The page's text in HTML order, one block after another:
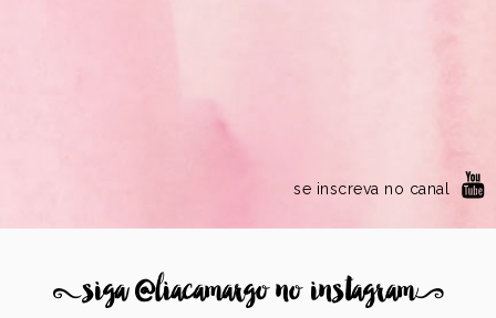
se inscreva no canal
8siga @liacamargo no instagram9